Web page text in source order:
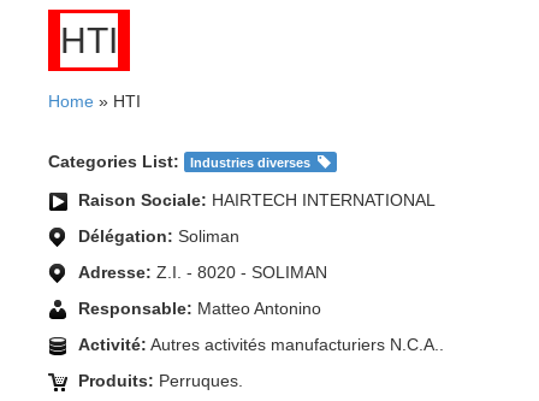
HTI
Home » HTI
Categories List: Industries diverses
Raison Sociale: HAIRTECH INTERNATIONAL
Délégation: Soliman
Adresse: Z.I. - 8020 - SOLIMAN
Responsable: Matteo Antonino
Activité: Autres activités manufacturiers N.C.A..
Produits: Perruques.